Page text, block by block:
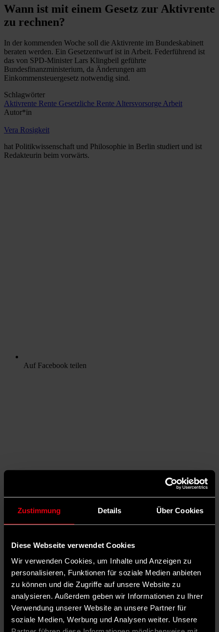
Zustimmung Details Über Cookies
Diese Webseite verwendet Cookies
Wir verwenden Cookies, um Inhalte und Anzeigen zu
personalisieren, Funktionen für soziale Medien anbieten
zu können und die Zugriffe auf unsere Website zu
analysieren. Außerdem geben wir Informationen zu Ihrer
Verwendung unserer Website an unsere Partner für
soziale Medien, Werbung und Analysen weiter. Unsere
Wann ist mit einem Gesetz zur Aktivrente
zu rechnen?
In der kommenden Woche soll die Aktivrente im Bundeskabinett
beraten werden. Ein Gesetzentwurf ist in Arbeit. Federführend ist
das von SPD-Minister Lars Klingbeil geführte
Bundesfinanzministerium, da Änderungen am
Einkommensteuergesetz notwendig sind.
Schlagwörter
Aktivrente Rente Gesetzliche Rente Altersvorsorge Arbeit
Autor*in
Vera Rosigkeit
hat Politikwissenschaft und Philosophie in Berlin studiert und ist
Redakteurin beim vorwärts.
Auf Facebook teilen
21 Kommentare
Weitereinteressante Rubrikenentdecken